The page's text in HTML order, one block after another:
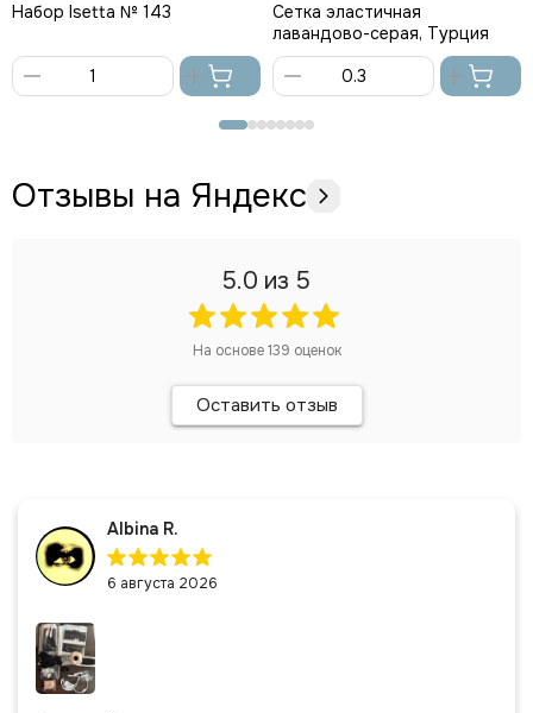
Набор Isetta № 143
корзину
Сетка эластичная
лавандово-серая, Турция
Отзывы на Яндекс
5.0 из 5
На основе139 оценок
Оставить отзыв
Albina R.
6 августа 2026